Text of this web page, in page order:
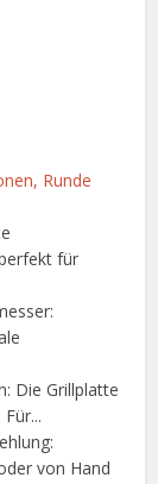
Runde
für
Die Grillplatte
von Hand